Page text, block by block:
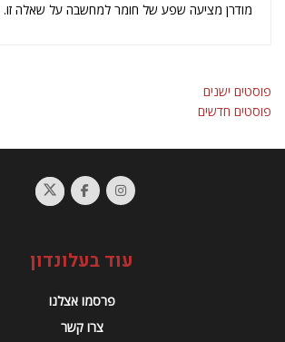
מודרן מציעה שפע של חומר למחשבה על שאלה זו.
ניווט
פוסטים ישנים
פוסטים חדשים
עוד בעלונדון
פרסמו אצלנו
צרו קשר